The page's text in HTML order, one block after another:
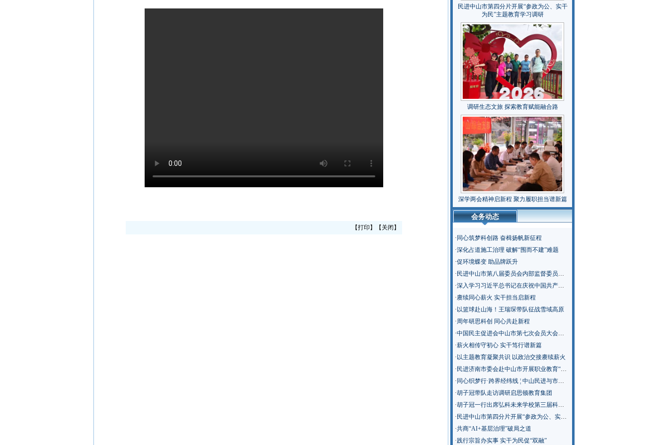
【打印 】【 关闭 】
民进中山市第四分片开展“参政为公、实干
为民”主题教育学习调研
调研生态文旅 探索教育赋能融合路
深学两会精神启新程 聚力履职担当谱新篇
会务动态
· 同心筑梦科创路 奋楫扬帆新征程
·深化占道施工治理 破解“围而不建”难题
·促环境蝶变 助品牌跃升
· 民进中山市第八届委员会内部监督委员会召开第一次会议
·深入学习习近平总书记在庆祝中国共产党成立105周年大会上的重要讲话精神
·赓续同心薪火 实干担当启新程
· 以篮球赴山海！王瑞琛带队征战雪域高原
·周年研思科创 同心共赴新程
·中国民主促进会中山市第七次会员大会召开
·薪火相传守初心 实干笃行谱新篇
· 以主题教育凝聚共识 以政治交接赓续薪火
· 民进济南市委会赴中山市开展职业教育“新双高”建设专题调研
· 同心织梦行·跨界经纬线 ¦ 中山民进与市教师发展中心“青春聊聊吧”活动走进南侨英才学校
·胡子冠带队走访调研启思顿教育集团
·胡子冠一行出席弘科未来学校第三届科技节
· 民进中山市第四分片开展“参政为公、实干为民”主题教育学习调研
·共商“AI+基层治理”破局之道
·践行宗旨办实事 实干为民促“双融”